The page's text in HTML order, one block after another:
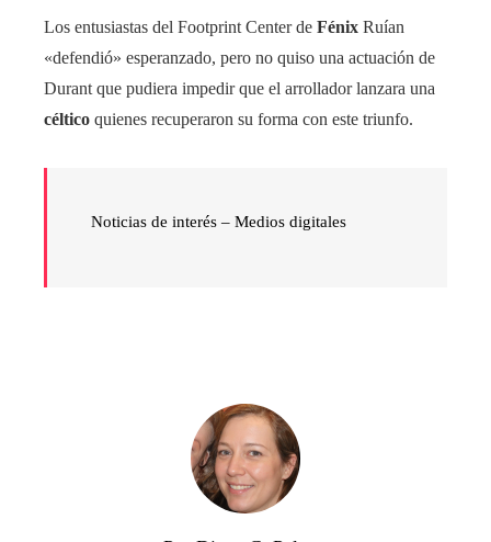
Los entusiastas del Footprint Center de Fénix Ruían
«defendió» esperanzado, pero no quiso una actuación de
Durant que pudiera impedir que el arrollador lanzara una
céltico quienes recuperaron su forma con este triunfo.
Noticias de interés – Medios digitales